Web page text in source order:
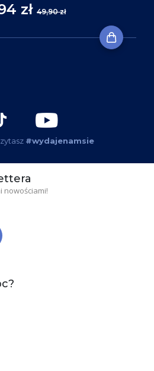
zł 49,90 zł
#wydajenamsie
nowościami!